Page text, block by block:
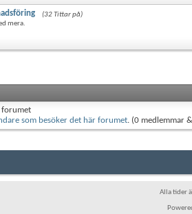
(32 Tittar på)
mera.
forumet
som besöker det här forumet. (0 medlemmar
Alla tider